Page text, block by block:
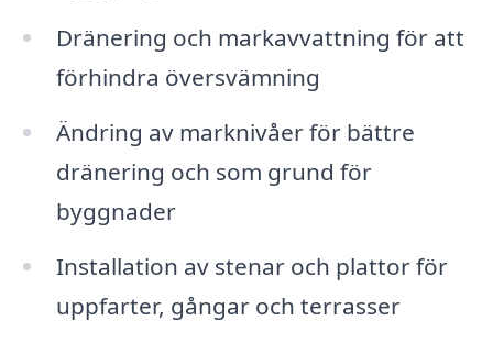
Dränering och markavvattning för att
förhindra översvämning
Ändring av marknivåer för bättre
dränering och som grund för
byggnader
Installation av stenar och plattor för
uppfarter, gångar och terrasser